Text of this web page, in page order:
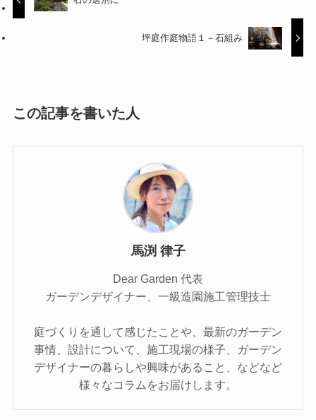
坪庭作庭物語１－石組み
この記事を書いた人
馬渕 律子
Dear Garden 代表
ガーデンデザイナー、一級造園施工管理技士
庭づくりを通して感じたことや、最新のガーデン
事情、設計について、施工現場の様子、ガーデン
デザイナーの暮らしや興味があること、などなど
様々なコラムをお届けします。